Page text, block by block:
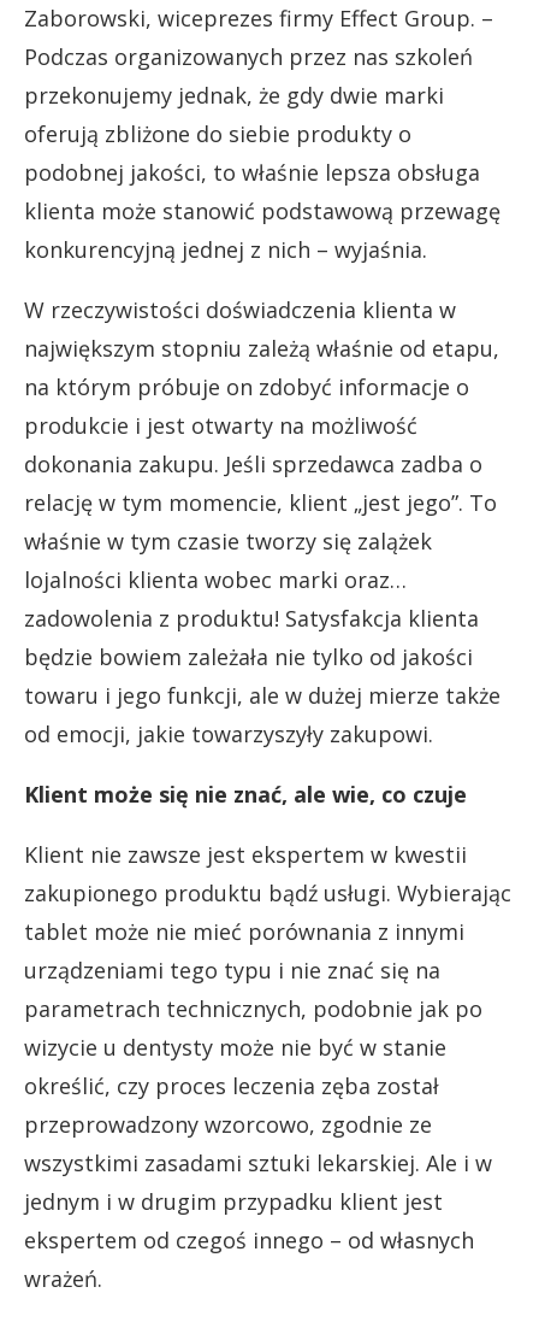
Zaborowski, wiceprezes firmy Effect Group. –
Podczas organizowanych przez nas szkoleń
przekonujemy jednak, że gdy dwie marki
oferują zbliżone do siebie produkty o
podobnej jakości, to właśnie lepsza obsługa
klienta może stanowić podstawową przewagę
konkurencyjną jednej z nich – wyjaśnia.
W rzeczywistości doświadczenia klienta w
największym stopniu zależą właśnie od etapu,
na którym próbuje on zdobyć informacje o
produkcie i jest otwarty na możliwość
dokonania zakupu. Jeśli sprzedawca zadba o
relację w tym momencie, klient „jest jego”. To
właśnie w tym czasie tworzy się zalążek
lojalności klienta wobec marki oraz…
zadowolenia z produktu! Satysfakcja klienta
będzie bowiem zależała nie tylko od jakości
towaru i jego funkcji, ale w dużej mierze także
od emocji, jakie towarzyszyły zakupowi.
Klient może się nie znać, ale wie, co czuje
Klient nie zawsze jest ekspertem w kwestii
zakupionego produktu bądź usługi. Wybierając
tablet może nie mieć porównania z innymi
urządzeniami tego typu i nie znać się na
parametrach technicznych, podobnie jak po
wizycie u dentysty może nie być w stanie
określić, czy proces leczenia zęba został
przeprowadzony wzorcowo, zgodnie ze
wszystkimi zasadami sztuki lekarskiej. Ale i w
jednym i w drugim przypadku klient jest
ekspertem od czegoś innego – od własnych
wrażeń.